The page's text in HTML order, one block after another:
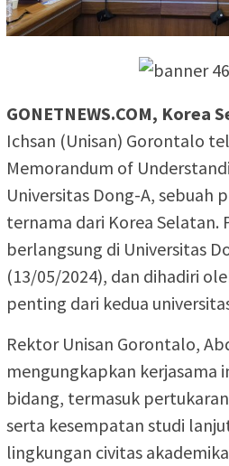
GONETNEWS.COM, Korea
Ichsan (Unisan) Gorontalo
Memorandum of
Universitas Dong-A, sebuah
ternama dari Korea Selatan.
berlangsung di Universitas
(13/05/2024), dan dihadiri
penting dari kedua
Rektor Unisan Gorontalo,
mengungkapkan kerjasama
bidang, termasuk
serta kesempatan studi
lingkungan civitas